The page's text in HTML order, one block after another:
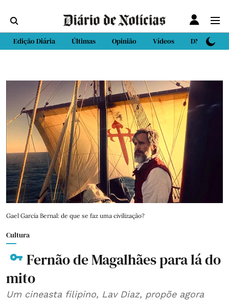
Edição Diária Últimas Opinião Vídeos DN Sport
Gael García Bernal: de que se faz uma civilização?
Cultura
Fernão de Magalhães para lá do
mito
Um cineasta filipino, Lav Diaz, propõe agora